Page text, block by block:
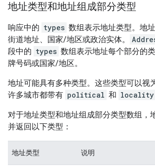
地址类型和地址组成部分类型
响应中的 types 数组表示地址类型。 地
街道地址、国家/地区或政治实体。
段中的 types 数组表示地址每个部分的
牌号码或国家/地区。
地址可能具有多种类型。这些类型可以视
许多城市都带有 political 和 locality
对于地址类型和地址组成部分类型数组，
并返回以下类型：
地址类型 说明